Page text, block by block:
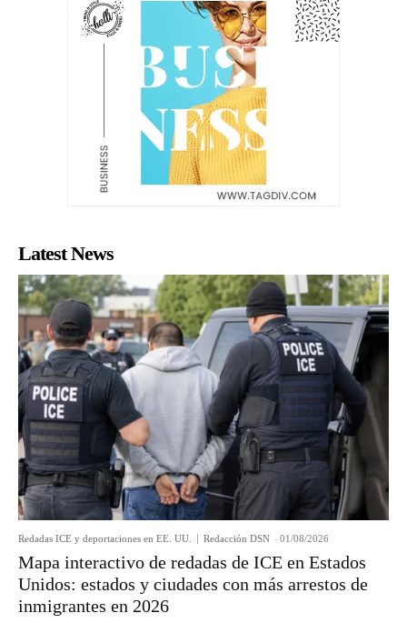
Latest News
Redadas ICE y deportaciones en EE. UU. Redacción DSN - 01/08/2026
Mapa interactivo de redadas de ICE en Estados
Unidos: estados y ciudades con más arrestos de
inmigrantes en 2026